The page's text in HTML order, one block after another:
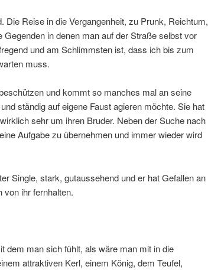
Die Reise in die Vergangenheit, zu Prunk, Reichtum,
in denen man auf der Straße selbst vor
und am Schlimmsten ist, dass ich bis zum
muss.
und kommt so manches mal an seine
ständig auf eigene Faust agieren möchte. Sie hat
sehr um ihren Bruder. Neben der Suche nach
Aufgabe zu übernehmen und immer wieder wird
Single, stark, gutaussehend und er hat Gefallen an
von ihr fernhalten.
dem man sich fühlt, als wäre man mit in die
attraktiven Kerl, einem König, dem Teufel,